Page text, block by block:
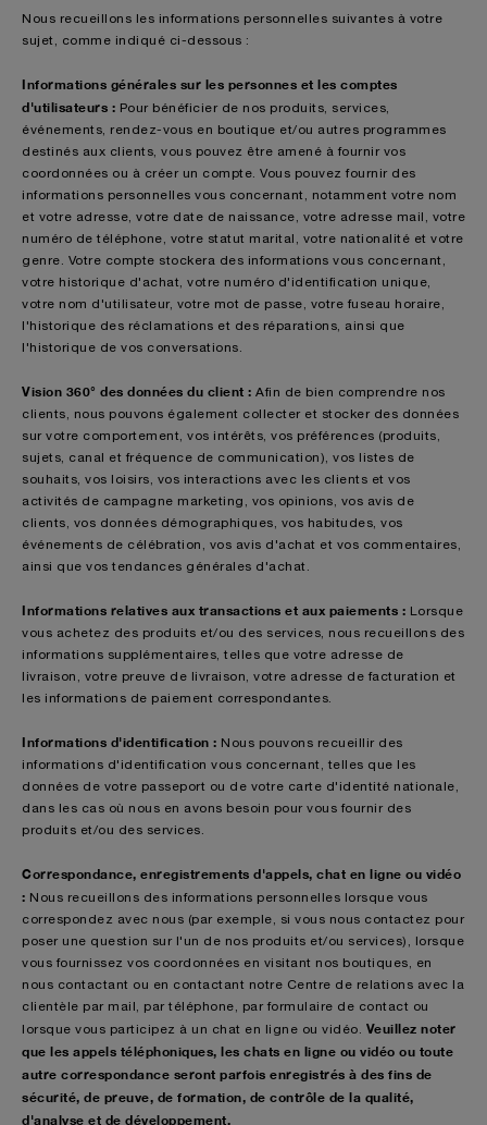
Nous recueillons les informations personnelles suivantes à votre
sujet, comme indiqué ci-dessous :
Informations générales sur les personnes et les comptes
d'utilisateurs : Pour bénéficier de nos produits, services,
événements, rendez-vous en boutique et/ou autres programmes
destinés aux clients, vous pouvez être amené à fournir vos
coordonnées ou à créer un compte. Vous pouvez fournir des
informations personnelles vous concernant, notamment votre nom
et votre adresse, votre date de naissance, votre adresse mail, votre
numéro de téléphone, votre statut marital, votre nationalité et votre
genre. Votre compte stockera des informations vous concernant,
votre historique d'achat, votre numéro d'identification unique,
votre nom d'utilisateur, votre mot de passe, votre fuseau horaire,
l'historique des réclamations et des réparations, ainsi que
l'historique de vos conversations.
Vision 360° des données du client : Afin de bien comprendre nos
clients, nous pouvons également collecter et stocker des données
sur votre comportement, vos intérêts, vos préférences (produits,
sujets, canal et fréquence de communication), vos listes de
souhaits, vos loisirs, vos interactions avec les clients et vos
activités de campagne marketing, vos opinions, vos avis de
clients, vos données démographiques, vos habitudes, vos
événements de célébration, vos avis d'achat et vos commentaires,
ainsi que vos tendances générales d'achat.
Informations relatives aux transactions et aux paiements :
Lorsque
vous achetez des produits et/ou des services, nous recueillons des
informations supplémentaires, telles que votre adresse de
livraison, votre preuve de livraison, votre adresse de facturation et
les informations de paiement correspondantes.
Informations d'identification : Nous pouvons recueillir des
informations d'identification vous concernant, telles que les
données de votre passeport ou de votre carte d'identité nationale,
dans les cas où nous en avons besoin pour vous fournir des
produits et/ou des services.
Correspondance, enregistrements d'appels, chat en ligne ou vidéo
: Nous recueillons des informations personnelles lorsque vous
correspondez avec nous (par exemple, si vous nous contactez pour
poser une question sur l'un de nos produits et/ou services), lorsque
vous fournissez vos coordonnées en visitant nos boutiques, en
nous contactant ou en contactant notre Centre de relations avec la
clientèle par mail, par téléphone, par formulaire de contact ou
lorsque vous participez à un chat en ligne ou vidéo. Veuillez noter
que les appels téléphoniques, les chats en ligne ou vidéo ou toute
autre correspondance seront parfois enregistrés à des fins de
sécurité, de preuve, de formation, de contrôle de la qualité,
d'analyse et de développement.